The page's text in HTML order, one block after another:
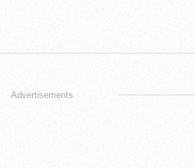
Advertisements